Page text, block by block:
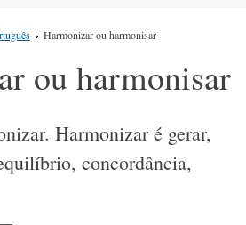
Harmonizar ou harmonisar
ou harmonisar
Harmonizar é gerar,
concordância,